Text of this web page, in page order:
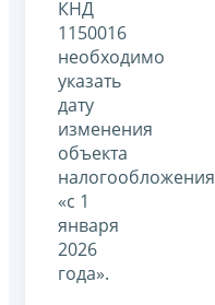
КНД
1150016
необходимо
указать
дату
изменения
объекта
налогообложения
«с 1
января
2026
года».